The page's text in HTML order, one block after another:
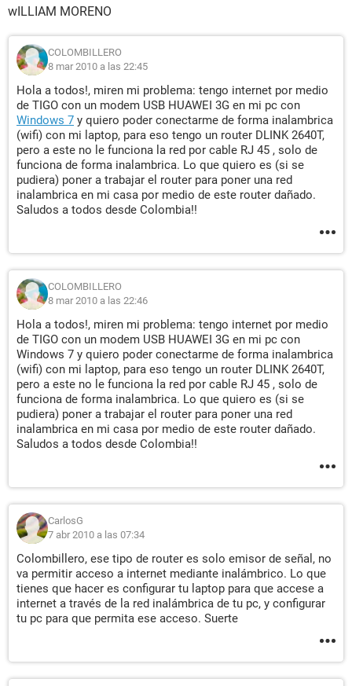
wILLIAM MORENO
COLOMBILLERO
8 mar 2010 a las 22:45
Hola a todos!, miren mi problema: tengo internet por medio
de TIGO con un modem USB HUAWEI 3G en mi pc con
Windows 7 y quiero poder conectarme de forma inalambrica
(wifi) con mi laptop, para eso tengo un router DLINK 2640T,
pero a este no le funciona la red por cable RJ 45 , solo de
funciona de forma inalambrica. Lo que quiero es (si se
pudiera) poner a trabajar el router para poner una red
inalambrica en mi casa por medio de este router dañado.
Saludos a todos desde Colombia!!
COLOMBILLERO
8 mar 2010 a las 22:46
Hola a todos!, miren mi problema: tengo internet por medio
de TIGO con un modem USB HUAWEI 3G en mi pc con
Windows 7 y quiero poder conectarme de forma inalambrica
(wifi) con mi laptop, para eso tengo un router DLINK 2640T,
pero a este no le funciona la red por cable RJ 45 , solo de
funciona de forma inalambrica. Lo que quiero es (si se
pudiera) poner a trabajar el router para poner una red
inalambrica en mi casa por medio de este router dañado.
Saludos a todos desde Colombia!!
CarlosG
7 abr 2010 a las 07:34
Colombillero, ese tipo de router es solo emisor de señal, no
va permitir acceso a internet mediante inalámbrico. Lo que
tienes que hacer es configurar tu laptop para que accese a
internet a través de la red inalámbrica de tu pc, y configurar
tu pc para que permita ese acceso. Suerte